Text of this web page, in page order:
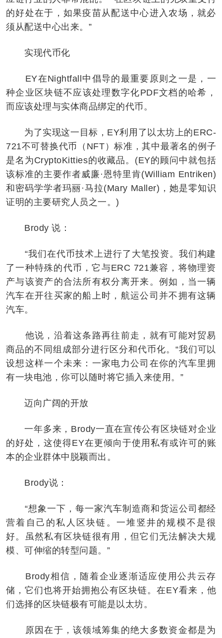
的好处在于，如果疫苗从配送中心进入农场，就必
须从配送中心出来。”
实现代币化
EY在Nightfall中倡导的最重要原则之一是，一
种企业区块链不应该处理数字化PDF文档的哈希，
而应该处理与实体商品绑定的代币。
为了实现这一目标，EY利用了以太坊上的ERC-
721不可替换代币（NFT）标准，其中最著名的例子
是名为CryptoKitties的收藏品。(EY的顾问中就包括
该标准的主要作者威廉·恩特里肯(William Entriken)
和密码学学者玛丽·马拉(Mary Maller)，她是零知识
证明的主要研究人员之一。)
Brody 说：
“我们在代币技术上进行了大笔投资。我们构建
了一种特殊的代币，它与ERC 721兼容，将物理资
产与该资产的合法所有权分离开来。例如，当一辆
汽车在开往买家的船上时，航运公司并不拥有这辆
汽车。
他说，沿着这条路再往前走，就有可能对贸易
商品的不同组成部分进行区分和代币化。“我们可以
设想这样一个未来：一家电力公司在你的汽车里拥
有一块电池，你可以随时将它插入来使用。”
迈向广阔的开放
一年多来，Brody一直在宣传公有区块链对企业
的好处，这使得EY在更倾向于使用私有或许可的账
本的企业群体中脱颖而出。
Brody说：
“想象一下，每一家汽车制造商和货运公司都经
营着自己的私人区块链。一堆竖井的规模不是很
好。虽然私有区块链很有用，但它们无法解决大规
模、可伸缩的转型问题。”
Brody相信，随着企业逐渐适应使用公共云存
储，它们也将开始拥抱公有区块链。在EY看来，他
们选择的区块链极有可能是以太坊。
原因在于，该领域筹集的绝大多数资金都是为